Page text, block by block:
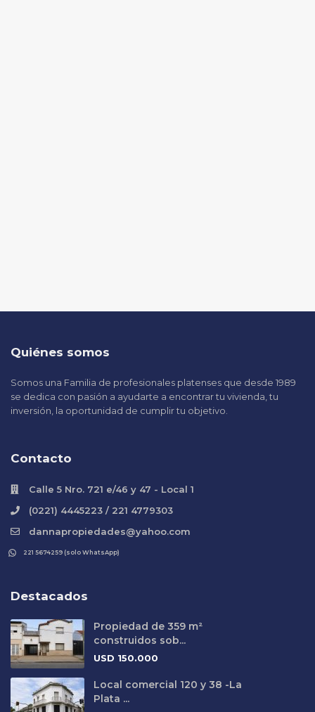
Quiénes somos
Somos una Familia de profesionales platenses que desde 1989
se dedica con pasión a ayudarte a encontrar tu vivienda, tu
inversión, la oportunidad de cumplir tu objetivo.
Contacto
Calle 5 Nro. 721 e/46 y 47 - Local 1
(0221) 4445223 / 221 4779303
dannapropiedades@yahoo.com
221 5674259 (solo WhatsApp)
Destacados
Propiedad de 359 m²
construidos sob...
USD 150.000
Local comercial 120 y 38 -La
Plata ...